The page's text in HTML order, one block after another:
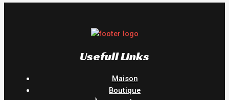
Usefull Links
Maison
Boutique